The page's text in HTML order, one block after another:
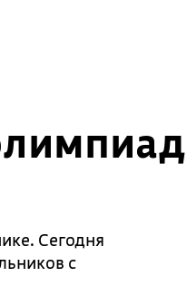
Сегодня
с